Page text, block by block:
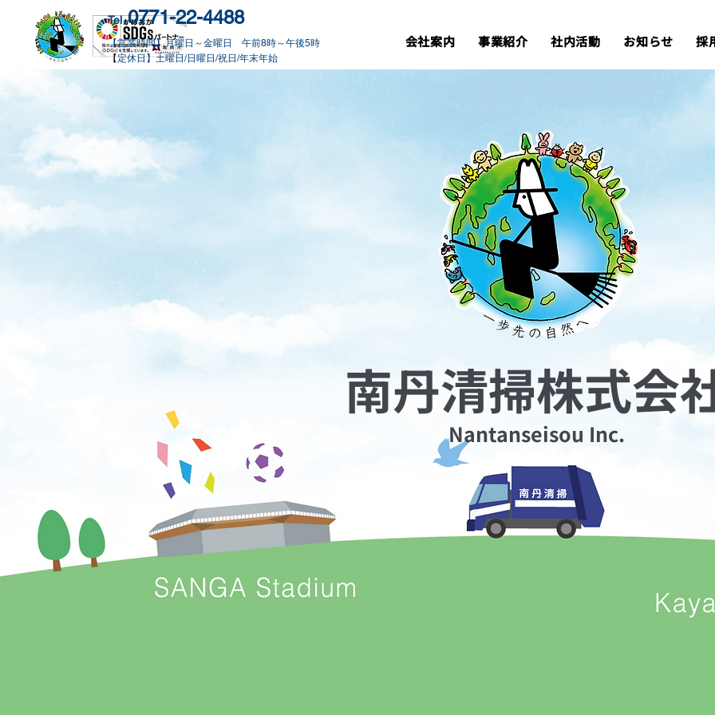
Tel.0771-22-4488
【営業時間】月曜日～金曜日 午前8時～午後5時
​【定休日】土曜日/日曜日/祝日/年末年始
会社案内 事業紹介 社内活動 お知らせ 採
南丹清掃株式会
Nantanseisou Inc.